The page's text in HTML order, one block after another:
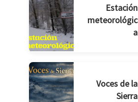
Estación
meteorológic
a
Voces de la
Sierra